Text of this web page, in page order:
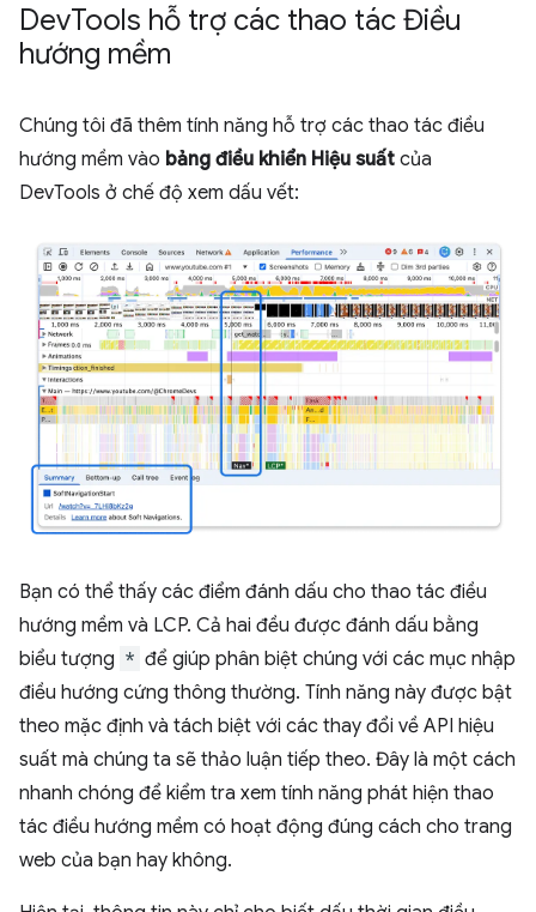
DevTools hỗ trợ các thao tác Điều
hướng mềm
Chúng tôi đã thêm tính năng hỗ trợ các thao tác điều
hướng mềm vào bảng điều khiển Hiệu suất của
DevTools ở chế độ xem dấu vết:
Bạn có thể thấy các điểm đánh dấu cho thao tác điều
hướng mềm và LCP. Cả hai đều được đánh dấu bằng
biểu tượng * để giúp phân biệt chúng với các mục nhập
điều hướng cứng thông thường. Tính năng này được bật
theo mặc định và tách biệt với các thay đổi về API hiệu
suất mà chúng ta sẽ thảo luận tiếp theo. Đây là một cách
nhanh chóng để kiểm tra xem tính năng phát hiện thao
tác điều hướng mềm có hoạt động đúng cách cho trang
web của bạn hay không.